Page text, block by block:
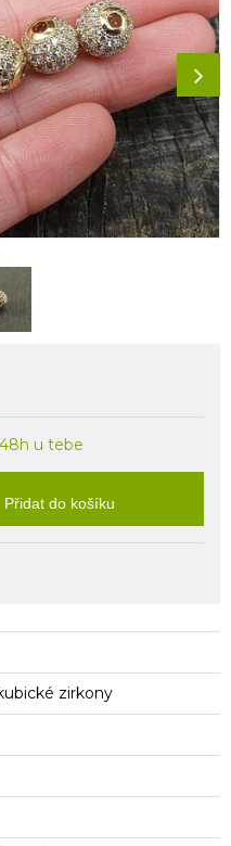
u tebe
Přidat do košíku
zirkony